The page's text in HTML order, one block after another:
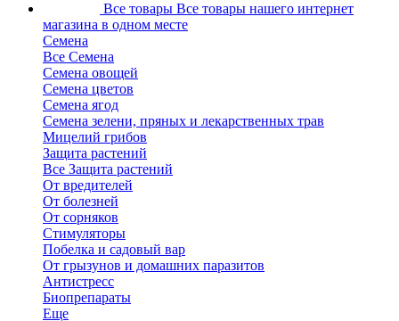
Все товары Все товары нашего интернет
магазина в одном месте
Семена
Все Семена
Семена овощей
Семена цветов
Семена ягод
Семена зелени, пряных и лекарственных трав
Мицелий грибов
Защита растений
Все Защита растений
От вредителей
От болезней
От сорняков
Стимуляторы
Побелка и садовый вар
От грызунов и домашних паразитов
Антистресс
Биопрепараты
Еще